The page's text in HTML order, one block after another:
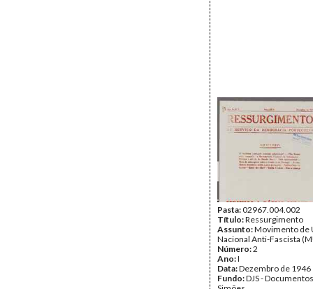
Pasta:02967.004.002
Título:Ressurgimento
Assunto:Movimento de
Nacional Anti-Fascista
Número:2
Ano:I
Data:Dezembro de 1946
Fundo:DJS -